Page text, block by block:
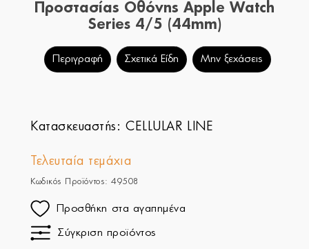
Προστασίας Οθόνης Apple Watch
Series 4/5 (44mm)
Περιγραφή Σχετικά Είδη Μην ξεχάσεις
Κατασκευαστής:CELLULAR LINE
Τελευταία τεμάχια
Κωδικός Προϊόντος: 49508
Προσθήκη στα αγαπημένα
Σύγκριση προϊόντος